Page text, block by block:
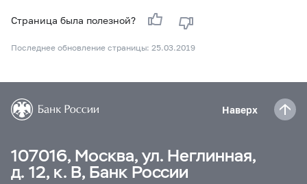
Страница была полезной?
Последнее обновление страницы: 25.03.2019
Наверх
107016, Москва, ул. Неглинная,
д. 12, к. В, Банк России